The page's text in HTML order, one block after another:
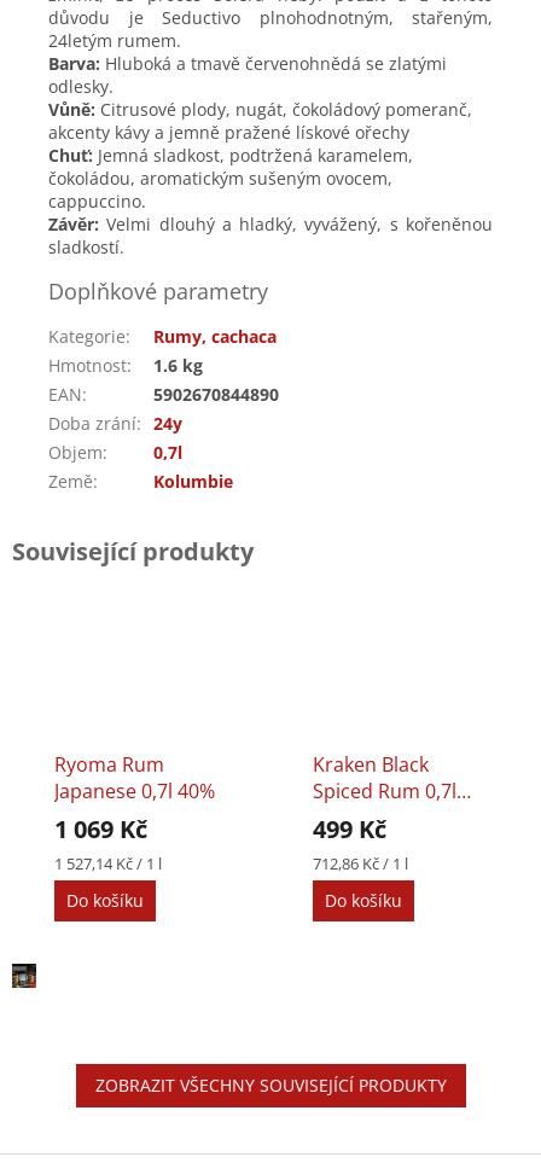
důvodu je Seductivo plnohodnotným, stařeným,
24letým rumem.
Barva: Hluboká a tmavě červenohnědá se zlatými
odlesky.
Vůně: Citrusové plody, nugát, čokoládový pomeranč,
akcenty kávy a jemně pražené lískové ořechy
Chuť: Jemná sladkost, podtržená karamelem,
čokoládou, aromatickým sušeným ovocem,
cappuccino.
Závěr: Velmi dlouhý a hladký, vyvážený, s kořeněnou
sladkostí.
Doplňkové parametry
Kategorie:
Rumy, cachaca
Hmotnost:
1.6 kg
EAN:
5902670844890
Doba zrání: 24y
Objem:
0,7l
Země: Kolumbie
Související produkty
Ryoma Rum
Japanese 0,7l 40%
1 069 Kč
Měrná
cena:
1 527,14 Kč / 1 l
Do košíku
Kraken Black
Spiced Rum 0,7l
40%
499 Kč
Měrná
cena:
712,86 Kč / 1 l
Do košíku
ZOBRAZIT VŠECHNY SOUVISEJÍCÍ PRODUKTY